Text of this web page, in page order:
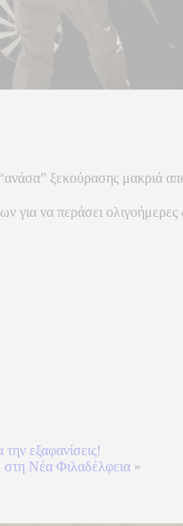
ξεκούρασης μακριά
να περάσει ολιγοήμερες
εξαφανίσεις!
Νέα Φιλαδέλφεια »